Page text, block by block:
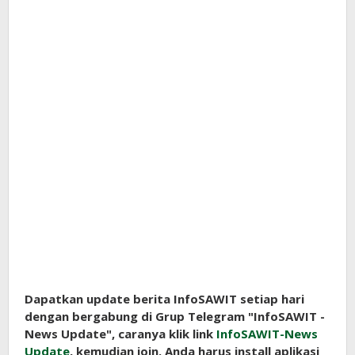
Dapatkan update berita InfoSAWIT setiap hari
dengan bergabung di Grup Telegram "InfoSAWIT -
News Update", caranya klik link InfoSAWIT-News
Update, kemudian join. Anda harus install aplikasi